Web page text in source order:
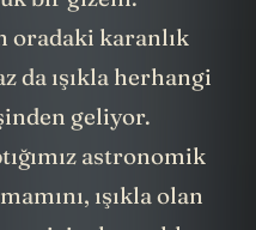
bir gizem.
oradaki karanlık
da ışıkla herhangi
geliyor.
astronomik
ışıkla olan